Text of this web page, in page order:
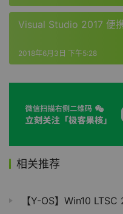
Visual Studio 2017 便
2018年6月3日 下午5:28
相关推荐
【Y-OS】Win10